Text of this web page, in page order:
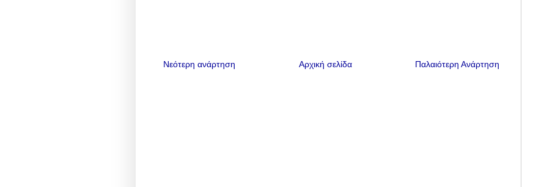
Νεότερη ανάρτηση Παλαιότερη Ανάρτηση
Αρχική σελίδα